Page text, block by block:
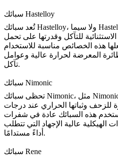
سبائك Hastelloy
تُعد سبائكHastelloy
للتآكل وقدرتها على تحمل
هذه الخصائص مناسبة للاستخدام
المعرضة لحرارة عالية وعوامل
تآكل.
سبائك Nimonic
تحظى سبائك Nimonic
للزحف وثباتها الحراري عند درجات
هذه السبائك عادة في شفرات
الهيكلية عالية الإجهاد التي تتطلب
أداءً مستدامًا.
سبائك Rene